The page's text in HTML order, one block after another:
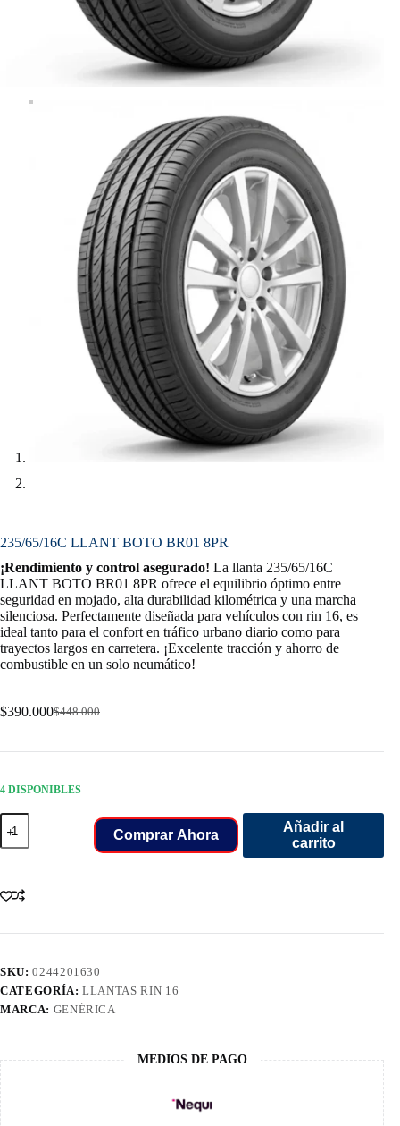
235/65/16C LLANT BOTO BR01 8PR
¡Rendimiento y control asegurado! La llanta 235/65/16C
LLANT BOTO BR01 8PR ofrece el equilibrio óptimo entre
seguridad en mojado, alta durabilidad kilométrica y una marcha
silenciosa. Perfectamente diseñada para vehículos con rin 16, es
ideal tanto para el confort en tráfico urbano diario como para
trayectos largos en carretera. ¡Excelente tracción y ahorro de
combustible en un solo neumático!
$448.000
Original
was:
$390.000Current
is:
4 DISPONIBLES
235/65/16C
LLANT
BOTO
cantidad
Comprar Ahora
Añadir al
carrito
SKU:0244201630
CATEGORÍA:LLANTAS RIN 16
MARCA: GENÉRICA
MEDIOS DE PAGO